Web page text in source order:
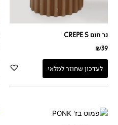
נר חום CREPE S
₪39
לעדכון שחוזר למלאי